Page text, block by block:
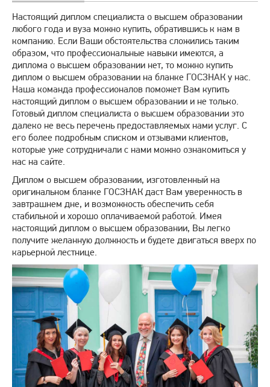
Настоящий диплом специалиста о высшем образовании
любого года и вуза можно купить, обратившись к нам в
компанию. Если Ваши обстоятельства сложились таким
образом, что профессиональные навыки имеются, а
диплома о высшем образовании нет, то можно купить
диплом о высшем образовании на бланке ГОСЗНАК у нас.
Наша команда профессионалов поможет Вам купить
настоящий диплом о высшем образовании и не только.
Готовый диплом специалиста о высшем образовании это
далеко не весь перечень предоставляемых нами услуг. С
его более подробным списком и отзывами клиентов,
которые уже сотрудничали с нами можно ознакомиться у
нас на сайте.
Диплом о высшем образовании, изготовленный на
оригинальном бланке ГОСЗНАК даст Вам уверенность в
завтрашнем дне, и возможность обеспечить себя
стабильной и хорошо оплачиваемой работой. Имея
настоящий диплом о высшем образовании, Вы легко
получите желанную должность и будете двигаться вверх по
карьерной лестнице.